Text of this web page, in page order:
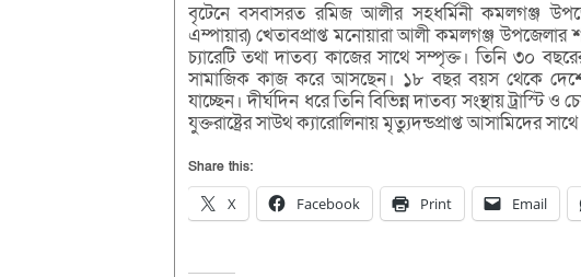
বৃটেনে বসবাসরত রমিজ আলীর সহধর্মিনী কমলগঞ্জ
এম্পায়ার) খেতাবপ্রাপ্ত মনোয়ারা আলী কমলগঞ্জ উপজেলার
চ্যারেটি তথা দাতব্য কাজের সাথে সম্পৃক্ত। তিনি ৩০
সামাজিক কাজ করে আসছেন। ১৮ বছর বয়স থেকে
যাচ্ছেন। দীর্ঘদিন ধরে তিনি বিভিন্ন দাতব্য সংস্থায় ট্রাস্টি
যুক্তরাষ্ট্রের সাউথ ক্যারোলিনায় মৃত্যুদন্ডপ্রাপ্ত আসামিদের
Share this:
X Facebook Print Email